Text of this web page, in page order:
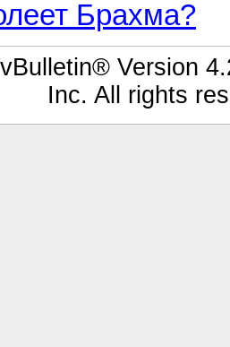
Брахма?
Version
Inc. All rights